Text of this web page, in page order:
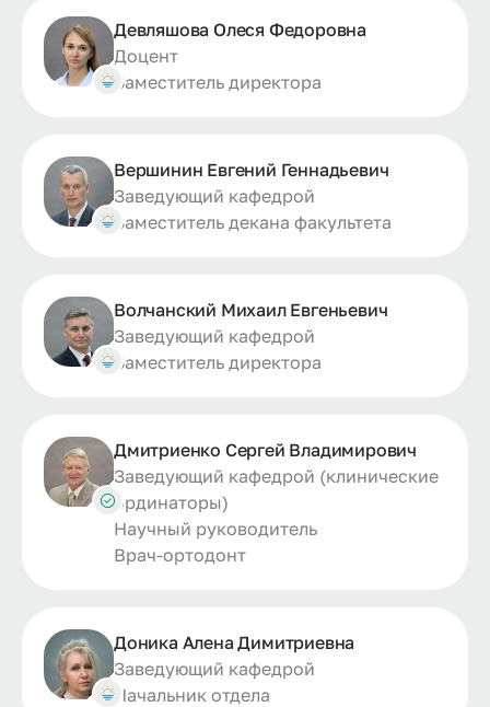
Девляшова Олеся Федоровна
Доцент
Заместитель директора
Вершинин Евгений Геннадьевич
Заведующий кафедрой
Заместитель декана факультета
Волчанский Михаил Евгеньевич
Заведующий кафедрой
Заместитель директора
Дмитриенко Сергей Владимирович
Заведующий кафедрой (клинические
ординаторы)
Научный руководитель
Врач-ортодонт
Доника Алена Димитриевна
Заведующий кафедрой
Начальник отдела